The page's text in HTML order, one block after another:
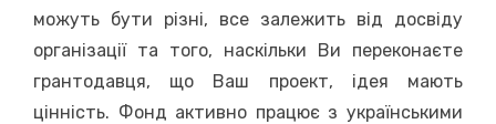
можуть бути різні, все залежить від досвіду
організації та того, наскільки Ви переконаєте
грантодавця, що Ваш проект, ідея мають
цінність. Фонд активно працює з українськими